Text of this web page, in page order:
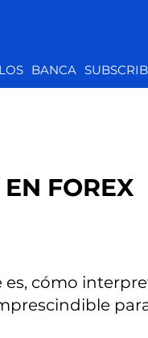
BANCA
FOREX
cómo